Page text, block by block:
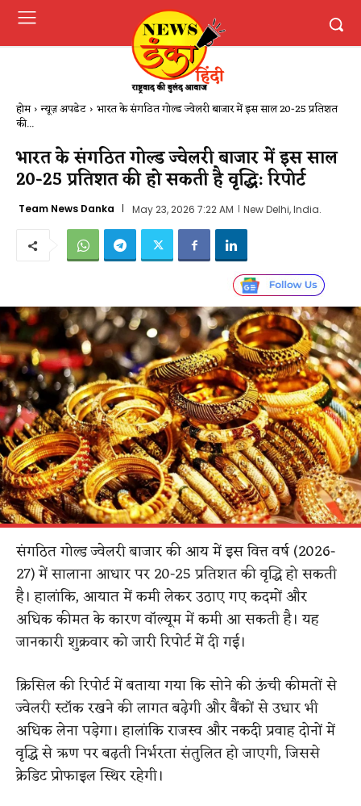
होम न्यूज़ अपडेट भारत के संगठित गोल्ड ज्वेलरी बाजार में इस साल 20-25 प्रतिशत
की...
भारत के संगठित गोल्ड ज्वेलरी बाजार में इस साल
20-25 प्रतिशत की हो सकती है वृद्धि: रिपोर्ट
Team News Danka May 23, 2026 7:22 AM New Delhi, India.
संगठित गोल्ड ज्वेलरी बाजार की आय में इस वित्त वर्ष (2026-
27) में सालाना आधार पर 20-25 प्रतिशत की वृद्धि हो सकती
है। हालांकि, आयात में कमी लेकर उठाए गए कदमों और
अधिक कीमत के कारण वॉल्यूम में कमी आ सकती है। यह
जानकारी शुक्रवार को जारी रिपोर्ट में दी गई।
क्रिसिल की रिपोर्ट में बताया गया कि सोने की ऊंची कीमतों से
ज्वेलरी स्टॉक रखने की लागत बढ़ेगी और बैंकों से उधार भी
अधिक लेना पड़ेगा। हालांकि राजस्व और नकदी प्रवाह दोनों में
वृद्धि से ऋण पर बढ़ती निर्भरता संतुलित हो जाएगी, जिससे
क्रेडिट प्रोफाइल स्थिर रहेगी।